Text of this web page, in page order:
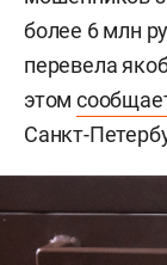
более 6 млн
перевела
этом
Санкт-